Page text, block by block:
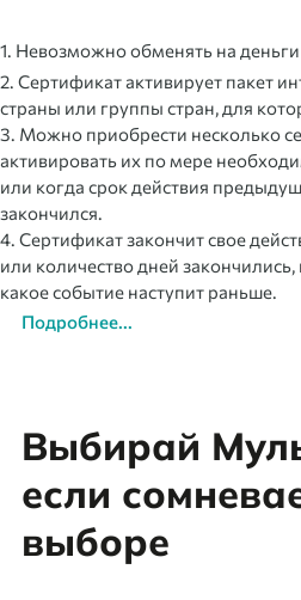
1. Невозможно обменять на
2. Сертификат активирует пакет
страны или группы стран, для
3. Можно приобрести несколько
активировать их по мере
или когда срок действия
закончился.
4. Сертификат закончит свое
или количество дней закончились,
какое событие наступит раньше.
Подробнее...
Выбирай
если
выборе